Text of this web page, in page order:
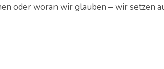
oder woran wir glauben – wir setzen